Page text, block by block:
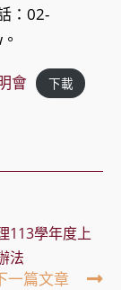
：02-
會 下載
113學年度上
法
一篇文章